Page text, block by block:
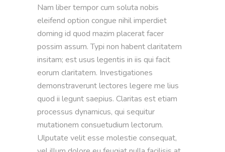
Nam liber tempor cum soluta nobis
eleifend option congue nihil imperdiet
doming id quod mazim placerat facer
possim assum. Typi non habent claritatem
insitam; est usus legentis in iis qui facit
eorum claritatem. Investigationes
demonstraverunt lectores legere me lius
quod ii legunt saepius. Claritas est etiam
processus dynamicus, qui sequitur
mutationem consuetudium lectorum.
Ulputate velit esse molestie consequat,